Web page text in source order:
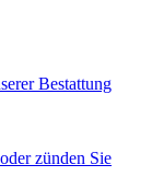
Bestattung
zünden Sie